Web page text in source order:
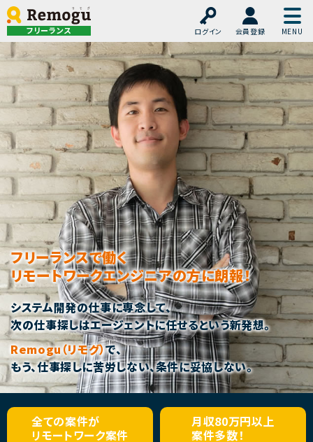
フリーランス ログイン 会員登録
フリーランスITエンジニア×リモートワーク
「Remogu（リモグ）」
フリーランスで働く
リモートワークエンジニアの方に朗報！
システム開発の仕事に専念して、
次の仕事探しはエージェントに任せるという新発想。
Remogu（リモグ）で、
もう、仕事探しに苦労しない、条件に妥協しない。
全ての案件が
リモートワーク案件
月収80万円以上
案件多数！